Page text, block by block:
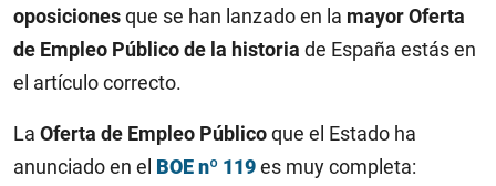
oposicionesque se han lanzado en la mayor Oferta
de Empleo Público de la historia de España estás en
el artículo correcto.
La Oferta de Empleo Públicoque el Estado ha
anunciado en el BOE nº 119es muy completa: